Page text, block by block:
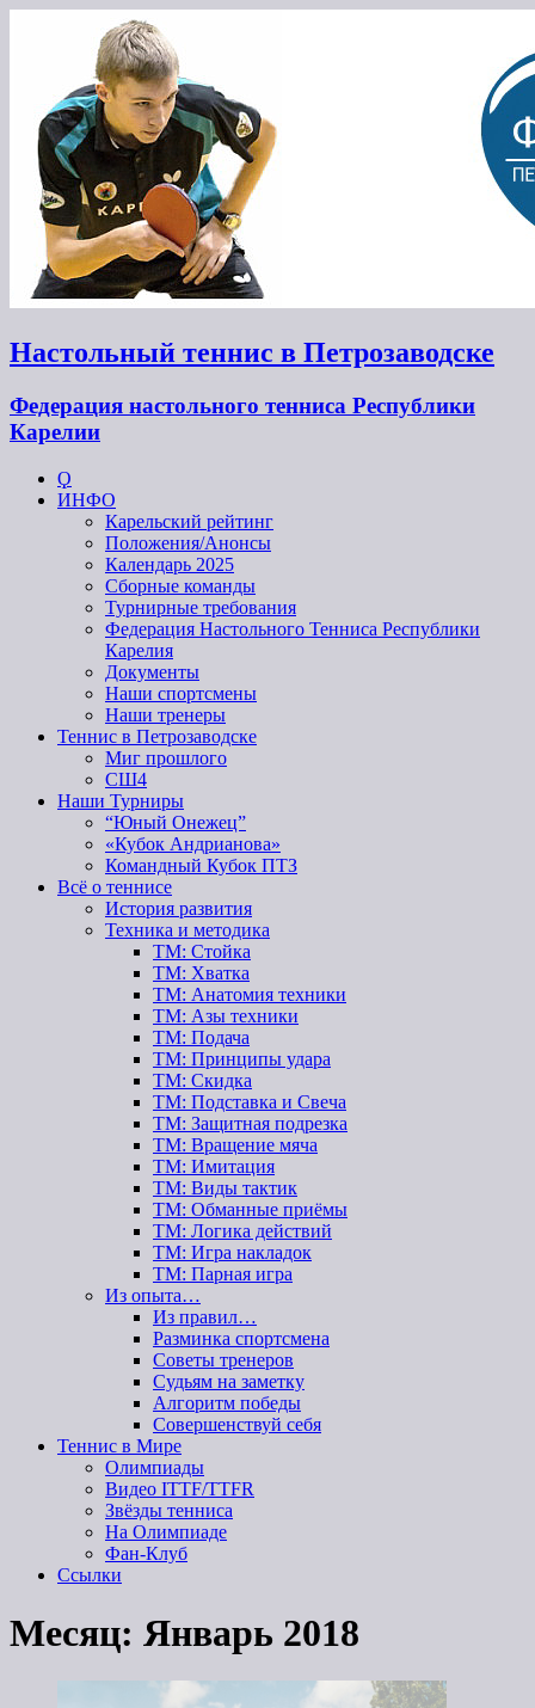
Настольный теннис в Петрозаводске
Федерация настольного тенниса Республики
Карелии
Ϙ
ИНФО
Карельский рейтинг
Положения/Анонсы
Календарь 2025
Сборные команды
Турнирные требования
Федерация Настольного Тенниса Республики
Карелия
Документы
Наши спортсмены
Наши тренеры
Теннис в Петрозаводске
Миг прошлого
СШ4
Наши Турниры
“Юный Онежец”
«Кубок Андрианова»
Командный Кубок ПТЗ
Всё о теннисе
История развития
Техника и методика
ТМ: Стойка
ТМ: Хватка
ТМ: Анатомия техники
ТМ: Азы техники
ТМ: Подача
ТМ: Принципы удара
ТМ: Скидка
ТМ: Подставка и Свеча
ТМ: Защитная подрезка
ТМ: Вращение мяча
ТМ: Имитация
ТМ: Виды тактик
ТМ: Обманные приёмы
ТМ: Логика действий
ТМ: Игра накладок
ТМ: Парная игра
Из опыта…
Из правил…
Разминка спортсмена
Советы тренеров
Судьям на заметку
Алгоритм победы
Совершенствуй себя
Теннис в Мире
Олимпиады
Видео ITTF/TTFR
Звёзды тенниса
На Олимпиаде
Фан-Клуб
Ссылки
Месяц: Январь 2018